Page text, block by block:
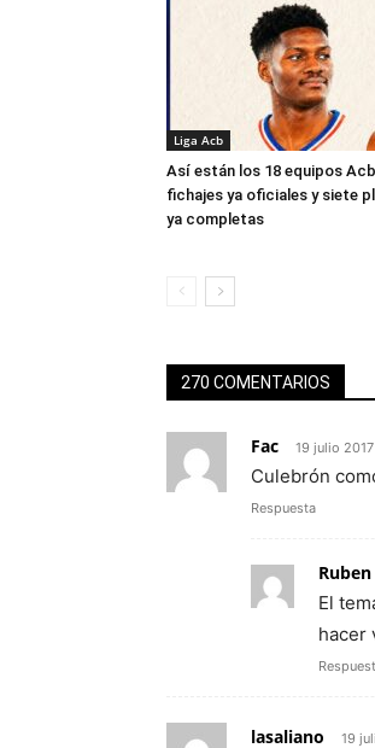
Liga Acb
Así están los 18 equipos
fichajes ya oficiales y siete
ya completas
270 COMENTARIOS
Fac 19 julio
Culebrón
Respuesta
Ruben
El
hacer
lasaliano 19